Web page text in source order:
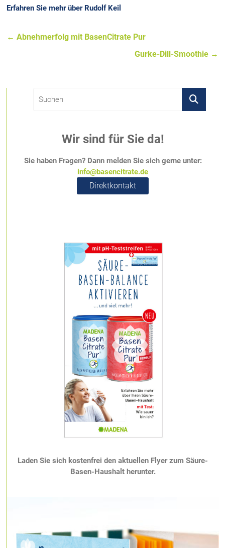
Erfahren Sie mehr über Rudolf Keil
← Abnehmerfolg mit BasenCitrate Pur
Gurke-Dill-Smoothie →
Wir sind für Sie da!
Sie haben Fragen? Dann melden Sie sich gerne unter:
info@basencitrate.de
Direktkontakt
Laden Sie sich kostenfrei den aktuellen Flyer zum Säure-
Basen-Haushalt herunter.